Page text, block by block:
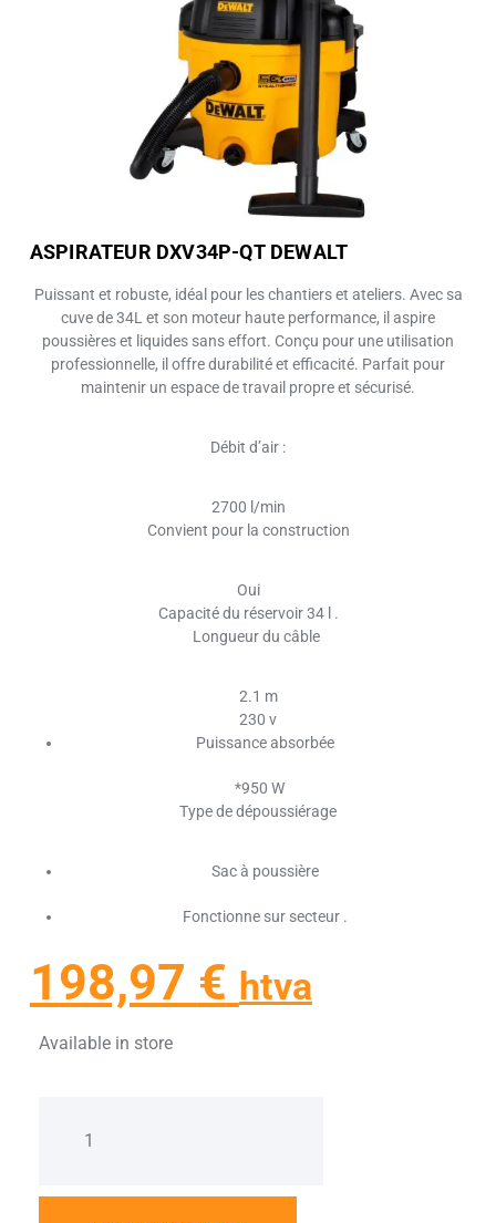
ASPIRATEUR DXV34P-QT DEWALT
Puissant et robuste, idéal pour les chantiers et ateliers. Avec sa
cuve de 34L et son moteur haute performance, il aspire
poussières et liquides sans effort. Conçu pour une utilisation
professionnelle, il offre durabilité et efficacité. Parfait pour
maintenir un espace de travail propre et sécurisé.
Débit d’air :
2700 l/min
Convient pour la construction
Oui
Capacité du réservoir 34 l .
Longueur du câble
2.1 m
230 v
Puissance absorbée
*950 W
Type de dépoussiérage
Sac à poussière
Fonctionne sur secteur .
198,97 € htva
Available in store